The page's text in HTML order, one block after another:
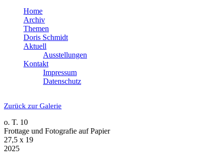
Home
Archiv
Themen
Doris Schmidt
Aktuell
Ausstellungen
Kontakt
Impressum
Datenschutz
Zurück zur Galerie
o. T. 10
Frottage und Fotografie auf Papier
27,5 x 19
2025